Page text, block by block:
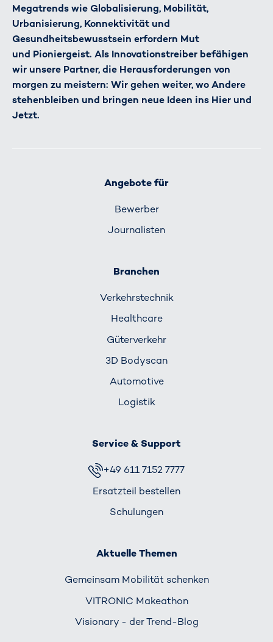
Megatrends wie Globalisierung, Mobilität,
Urbanisierung, Konnektivität und
Gesundheitsbewusstsein erfordern Mut
und Pioniergeist. Als Innovationstreiber befähigen
wir unsere Partner, die Herausforderungen von
morgen zu meistern: Wir gehen weiter, wo Andere
stehenbleiben und bringen neue Ideen ins Hier und
Jetzt.
Angebote für
Bewerber
Journalisten
Branchen
Verkehrs­technik
Healthcare
Güterverkehr
3D Bodyscan
Automotive
Logistik
Service & Support
+49 611 7152 7777
Ersatzteil bestellen
Schulungen
Aktuelle Themen
Gemeinsam Mobilität schenken
VITRONIC Makeathon
Visionary - der Trend-Blog